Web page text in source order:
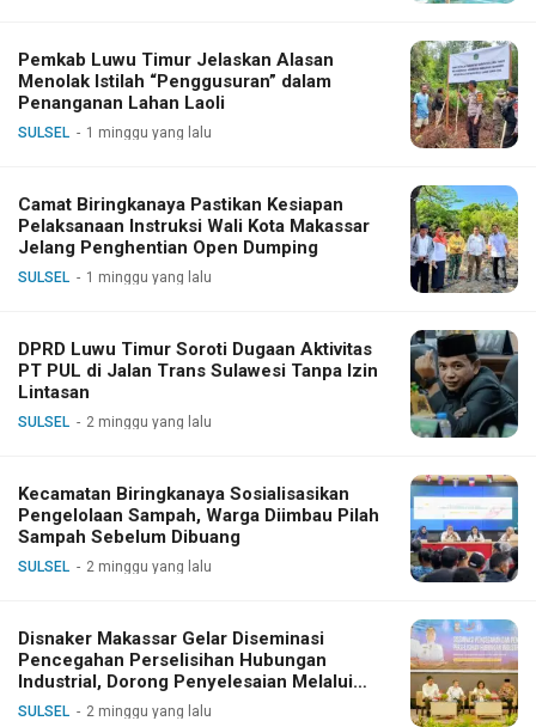
Pemkab Luwu Timur Jelaskan Alasan
Menolak Istilah “Penggusuran” dalam
Penanganan Lahan Laoli
SULSEL 1 minggu yang lalu
Camat Biringkanaya Pastikan Kesiapan
Pelaksanaan Instruksi Wali Kota Makassar
Jelang Penghentian Open Dumping
SULSEL 1 minggu yang lalu
DPRD Luwu Timur Soroti Dugaan Aktivitas
PT PUL di Jalan Trans Sulawesi Tanpa Izin
Lintasan
SULSEL 2 minggu yang lalu
Kecamatan Biringkanaya Sosialisasikan
Pengelolaan Sampah, Warga Diimbau Pilah
Sampah Sebelum Dibuang
SULSEL 2 minggu yang lalu
Disnaker Makassar Gelar Diseminasi
Pencegahan Perselisihan Hubungan
Industrial, Dorong Penyelesaian Melalui
Dialog
SULSEL 2 minggu yang lalu